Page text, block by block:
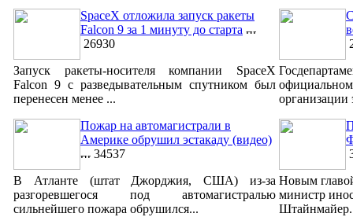
SpaceX отложила запуск ракеты
Falcon 9 за 1 минуту до старта
26930
Запуск ракеты-носителя компании SpaceX
Falcon 9 с разведывательным спутником был
перенесен менее ...
Пожар на автомагистрали в
Америке обрушил эстакаду (видео)
34537
В Атланте (штат Джорджия, США) из-за
разгоревшегося под автомагистралью
сильнейшего пожара обрушился...
организации
Новым
министр